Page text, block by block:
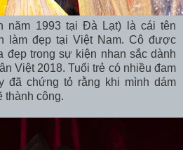
năm 1993 tại Đà Lạt) là cái tên
làm đẹp tại Việt Nam. Cô được
đẹp trong sự kiện nhan sắc dành
Việt 2018. Tuổi trẻ có nhiều đam
đã chứng tỏ rằng khi mình dám
thành công.